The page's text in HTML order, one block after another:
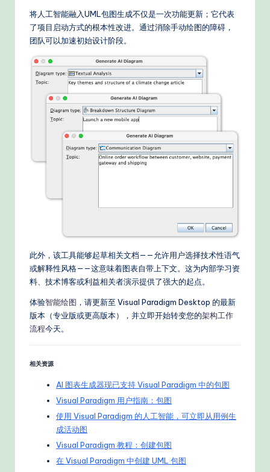
将人工智能融入UML包图生成不仅是一次功能更新；它代表
了项目启动方式的根本性改进。通过消除手动绘图的障碍，
团队可以加速初始设计阶段。
此外，该工具能够起草相关文档——允许用户选择技术性语气
或解释性风格——这意味着图表自带上下文。这为内部学习资
料、技术博客或利益相关者演示提供了强大的起点。
体验智能绘图 ，请更新至 Visual Paradigm Desktop 的最新
版本（专业版或更高版本），并立即开始转变您的架构工作
流程今天。
相关资源
AI 图表生成器现已支持 Visual Paradigm 中的包图
Visual Paradigm 用户指南：包图
使用 Visual Paradigm 的人工智能，可立即从用例生
成活动图
Visual Paradigm 教程：创建包图
在 Visual Paradigm 中创建 UML 包图